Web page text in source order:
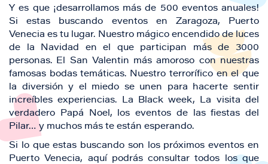
Y es que ¡desarrollamos más de 500 eventos anuales!
Si estas buscando eventos en Zaragoza, Puerto
Venecia es tu lugar. Nuestro mágico encendido de luces
de la Navidad en el que participan más de 3000
personas. El San Valentin más amoroso con nuestras
famosas bodas temáticas. Nuestro terrorífico en el que
la diversión y el miedo se unen para hacerte sentir
increíbles experiencias. La Black week, La visita del
verdadero Papá Noel, los eventos de las fiestas del
Pilar… y muchos más te están esperando.
Si lo que estas buscando son los próximos eventos en
Puerto Venecia, aquí podrás consultar todos los que